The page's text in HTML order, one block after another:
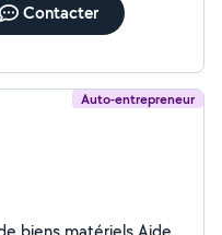
Contacter
Auto-entrepreneur